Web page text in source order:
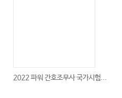
2022 파워 간호조무사 국가시험...